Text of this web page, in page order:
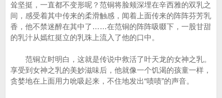
耸坚挺，一直都不变形呢？范铜将脸颊深埋在辛西雅的双乳之
间，感受着其中传来的柔滑触感，闻着上面传来的阵阵芬芳乳
香，他不禁迷醉在其中了……在范铜的阵阵吸啜下，一股甘甜
的乳汁从嫣红挺立的乳珠上流入了他的口中。
范铜立时明白，这就是传说中救活了叶天龙的女神之乳。
享受到女神之乳的美妙滋味后，他就像一个饥渴的孩童一样，
贪婪地在上面用力吮吸起来，不住地发出“啧啧”的声音。